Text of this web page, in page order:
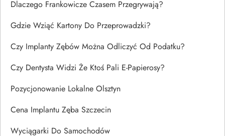
Dlaczego Frankowicze Czasem Przegrywają?
Gdzie Wziąć Kartony Do Przeprowadzki?
Czy Implanty Zębów Można Odliczyć Od Podatku?
Czy Dentysta Widzi Że Ktoś Pali E-Papierosy?
Pozycjonowanie Lokalne Olsztyn
Cena Implantu Zęba Szczecin
Wyciągarki Do Samochodów